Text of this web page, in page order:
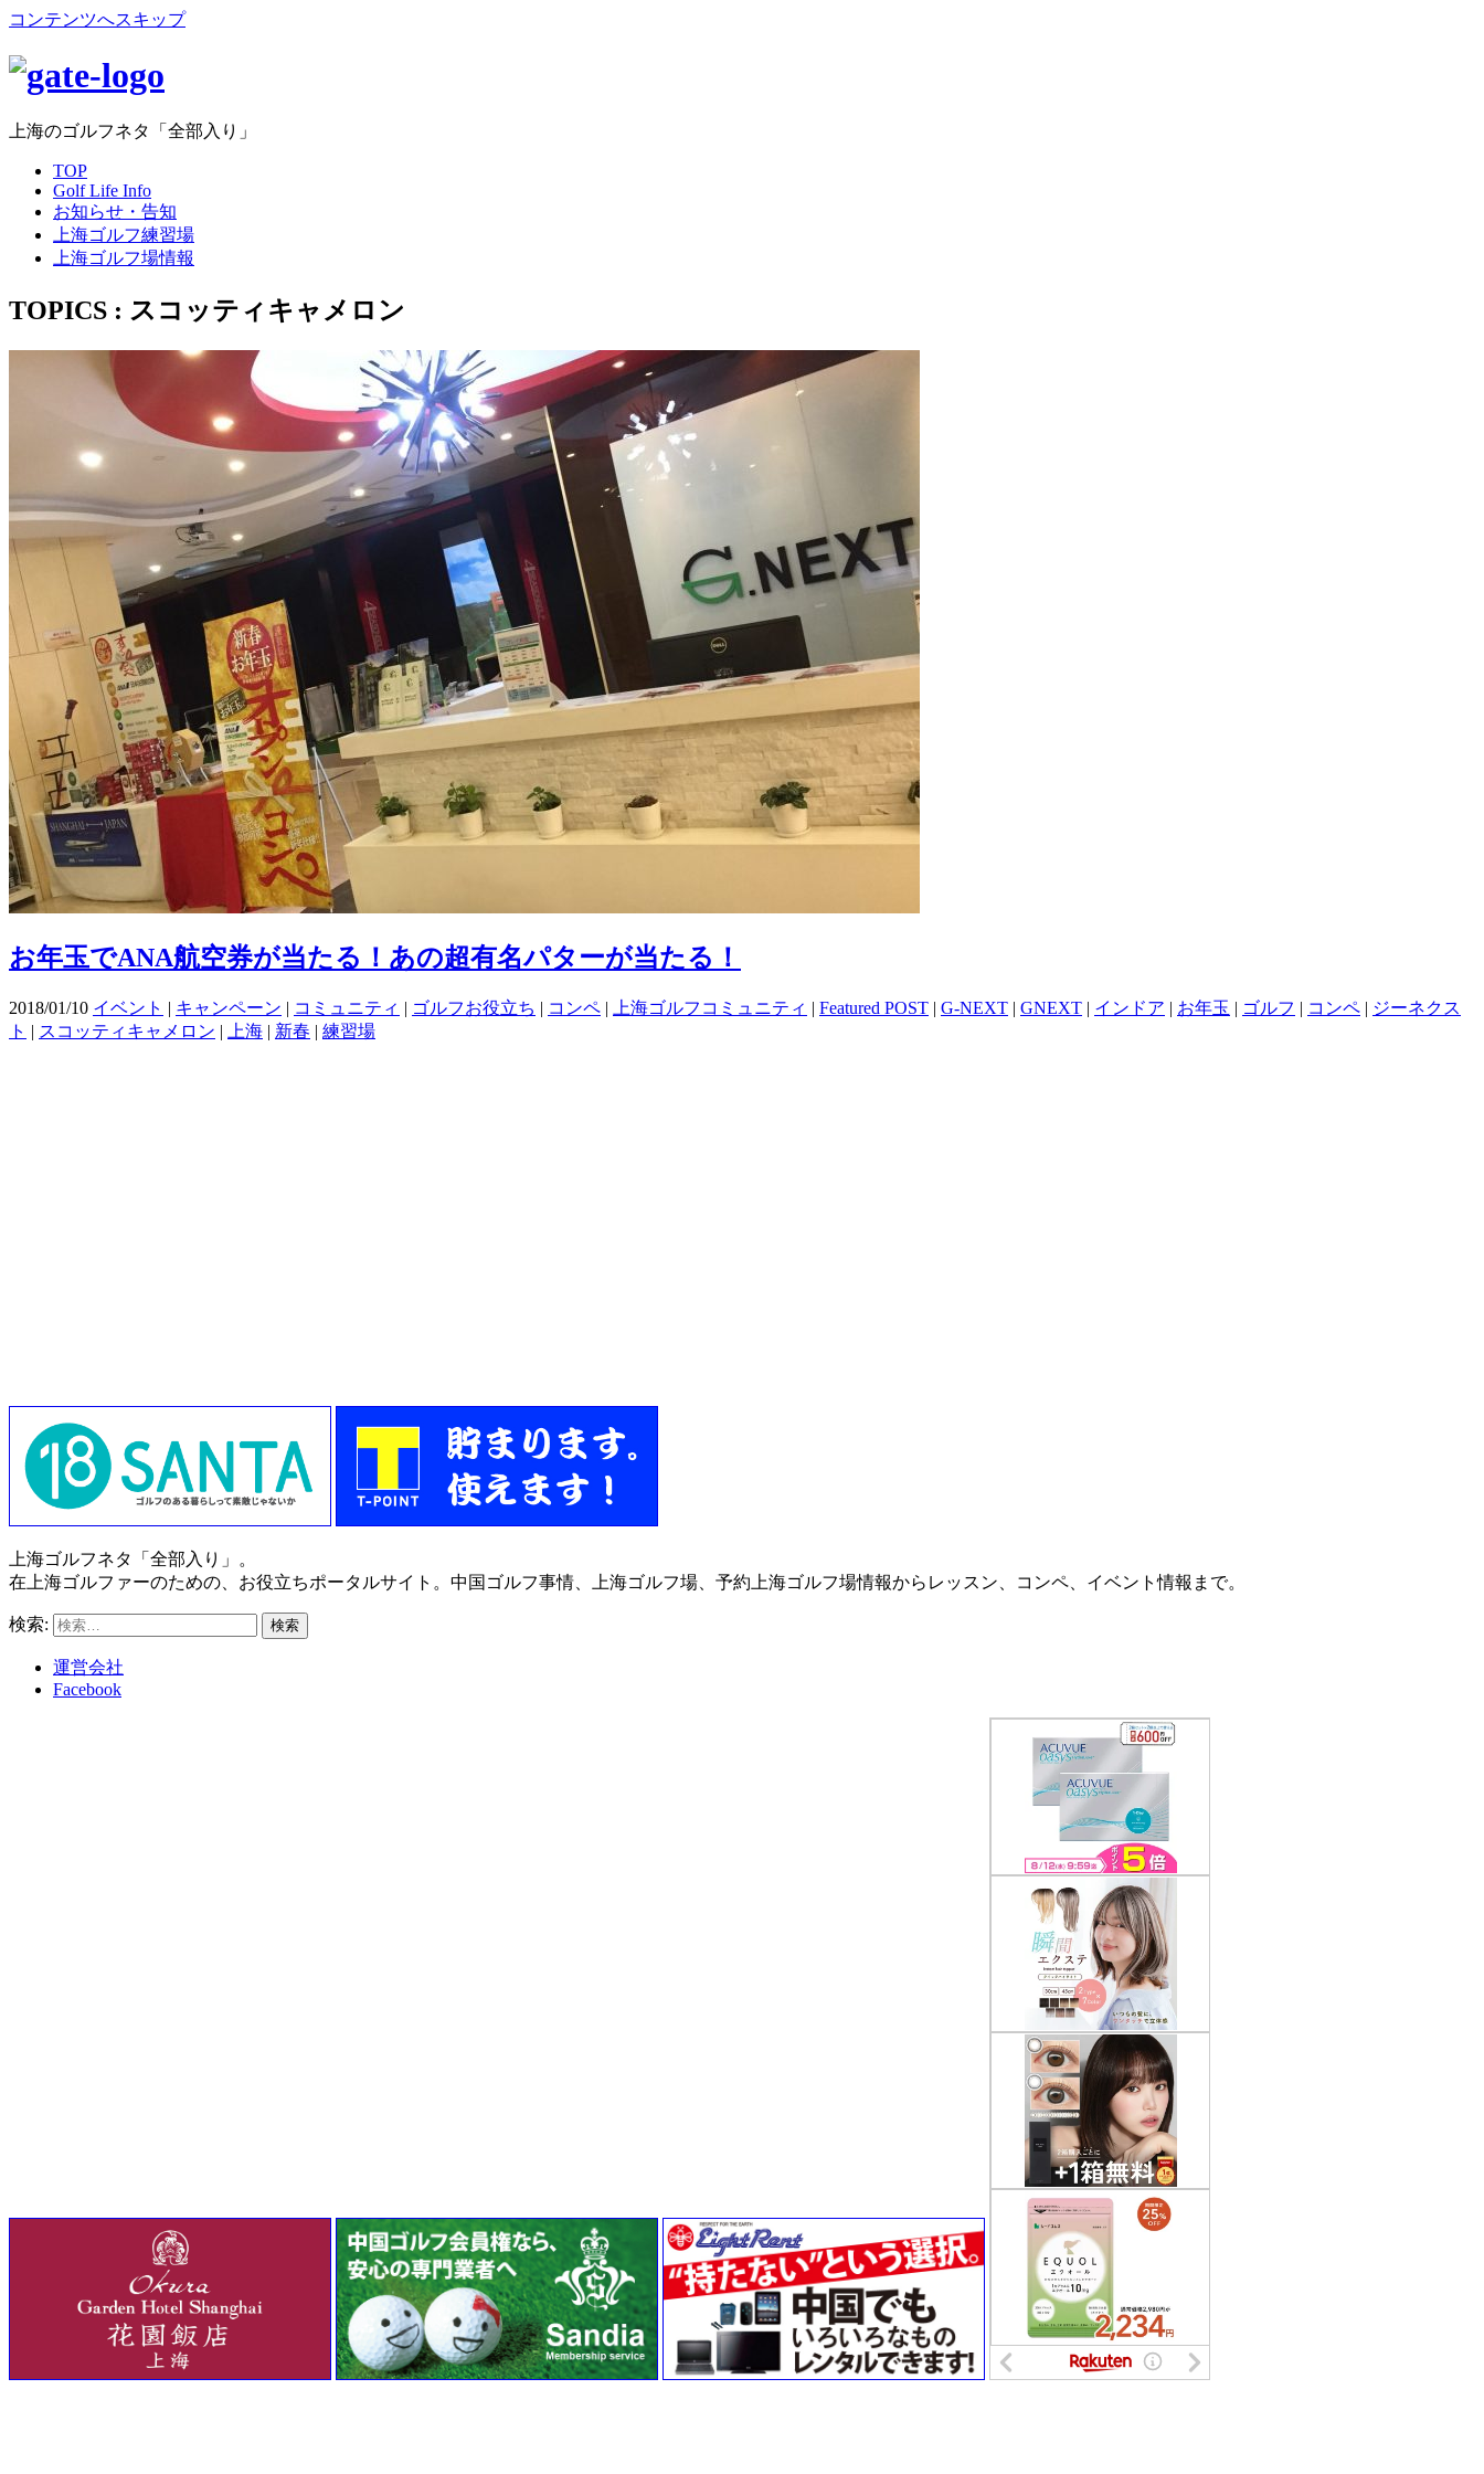
コンテンツへスキップ
上海のゴルフネタ「全部入り」
TOP
Golf Life Info
お知らせ・告知
上海ゴルフ練習場
上海ゴルフ場情報
TOPICS : スコッティキャメロン
お年玉でANA航空券が当たる！あの超有名パターが当たる！
2018/01/10 イベント | キャンペーン | コミュニティ | ゴルフお役立ち | コンペ | 上海ゴルフコミュニティ | Featured POST | G-NEXT | GNEXT | インドア | お年玉 | ゴルフ | コンペ | ジーネクス
ト | スコッティキャメロン | 上海 | 新春 | 練習場
上海ゴルフネタ「全部入り」。
在上海ゴルファーのための、お役立ちポータルサイト。中国ゴルフ事情、上海ゴルフ場、予約上海ゴルフ場情報からレッスン、コンペ、イベント情報まで。
検索:
運営会社
Facebook